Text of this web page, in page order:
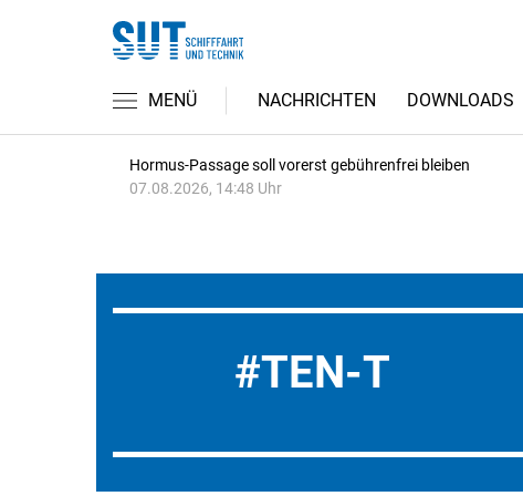
MENÜ NACHRICHTEN DOWNLOADS
Hormus-Passage soll vorerst gebührenfrei bleiben
07.08.2026, 14:48 Uhr
TEN-T